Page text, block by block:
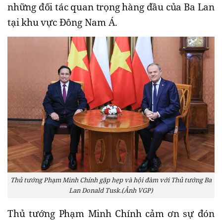
những đối tác quan trọng hàng đầu của Ba Lan
tại khu vực Đông Nam Á.
Thủ tướng Phạm Minh Chính gặp hẹp và hội đàm với Thủ tướng Ba
Lan Donald Tusk.(Ảnh VGP)
Thủ tướng Phạm Minh Chính cảm ơn sự đón